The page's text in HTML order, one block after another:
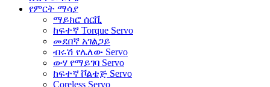
የምርት ማሳያ
ማይክሮ ሰርቪ
ከፍተኛ Torque Servo
መደበኛ አገልጋይ
ብሩሽ የሌለው Servo
ውሃ የማይገባ Servo
ከፍተኛ ቮልቴጅ Servo
Coreless Servo